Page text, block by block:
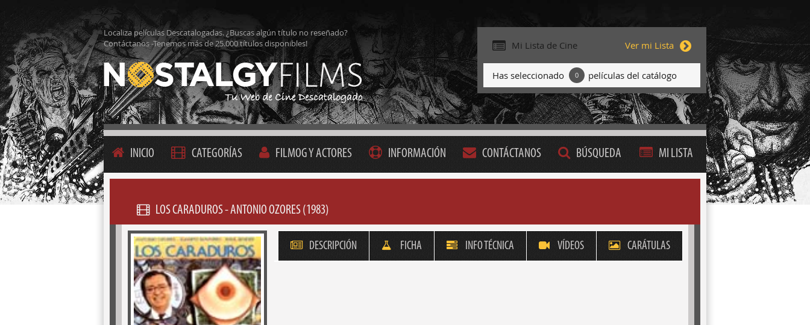
Localiza películas Descatalogadas. ¿Buscas algún título no reseñado?
Contáctanos -Tenemos más de 25.000 títulos disponibles!
Mi Lista de Cine Ver mi Lista
Has seleccionado 0 películas del catálogo
INICIO CATEGORÍAS FILMOG Y ACTORES INFORMACIÓN CONTÁCTANOS BÚSQUEDA MI LISTA
LOS CARADUROS - ANTONIO OZORES (1983)
DESCRIPCIÓN FICHA INFO TÉCNICA VÍDEOS CARÁTULAS